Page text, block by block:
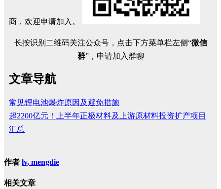
商，欢迎申请加入。
长按识别二维码关注公众号，点击下方菜单栏左侧“微信
群”，申请加入群聊
文章导航
常见锂电池爆炸原因及避免措施
超2200亿元！上半年正极材料及上游原材料投资扩产项目
汇总
作者 lv, mengdie
相关文章